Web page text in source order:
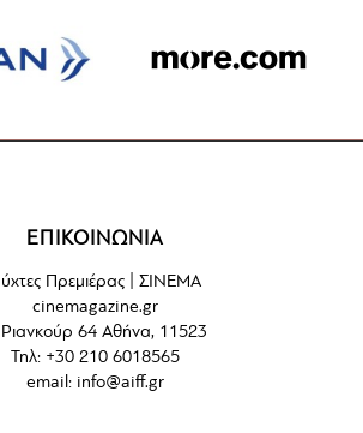
ΕΠΙΚΟΙΝΩΝΙΑ
Πρεμιέρας | ΣΙΝΕΜΑ
cinemagazine.gr
64 Αθήνα, 11523
Τηλ: +30 210 6018565
email: info@aiff.gr